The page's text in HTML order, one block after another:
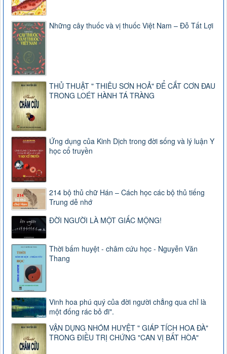
Những cây thuốc và vị thuốc Việt Nam – Đỗ Tất Lợi
THỦ THUẬT " THIÊU SƠN HOẢ" ĐỂ CẮT CƠN ĐAU
TRONG LOÉT HÀNH TÁ TRÀNG
Ứng dụng của Kinh Dịch trong đời sống và lý luận Y
học cổ truyền
214 bộ thủ chữ Hán – Cách học các bộ thủ tiếng
Trung dễ nhớ
ĐỜI NGƯỜI LÀ MỘT GIẤC MỘNG!
Thời bấm huyệt - châm cứu học - Nguyễn Văn
Thang
Vinh hoa phú quý của đời người chẳng qua chỉ là
một đống rác bỏ đi".
VẬN DỤNG NHÓM HUYỆT " GIÁP TÍCH HOA ĐÀ"
TRONG ĐIỀU TRỊ CHỨNG "CAN VỊ BẤT HÒA"